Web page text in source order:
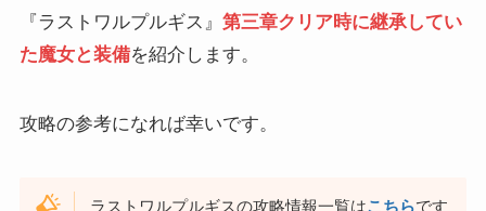
『ラストワルプルギス』 第三章クリア時に継承してい
た魔女と装備を紹介します。
攻略の参考になれば幸いです。
ラストワルプルギスの攻略情報一覧はこちらです